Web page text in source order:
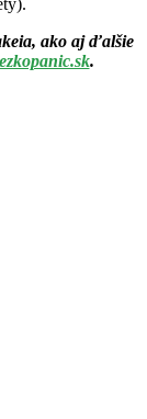
ako aj ďalšie
.